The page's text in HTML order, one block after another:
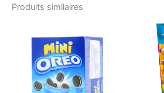
Produits similaires